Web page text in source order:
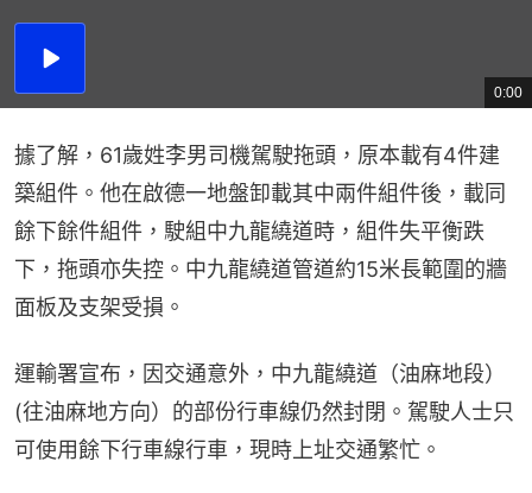
播
總
共
0:00
據了解，61歲姓李男司機駕駛拖頭，原本載有4件建
築組件。他在啟德一地盤卸載其中兩件組件後，載同
餘下餘件組件，駛組中九龍繞道時，組件失平衡跌
下，拖頭亦失控。中九龍繞道管道約15米長範圍的牆
面板及支架受損。
運輸署宣布，因交通意外，中九龍繞道（油麻地段）
(往油麻地方向）的部份行車線仍然封閉。駕駛人士只
可使用餘下行車線行車，現時上址交通繁忙。